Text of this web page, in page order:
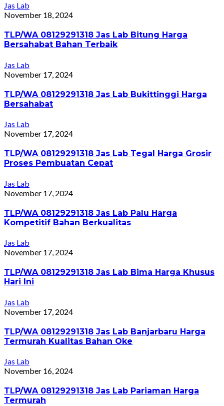
Jas Lab
November 18, 2024
TLP/WA 08129291318 Jas Lab Bitung Harga
Bersahabat Bahan Terbaik
Jas Lab
November 17, 2024
TLP/WA 08129291318 Jas Lab Bukittinggi Harga
Bersahabat
Jas Lab
November 17, 2024
TLP/WA 08129291318 Jas Lab Tegal Harga Grosir
Proses Pembuatan Cepat
Jas Lab
November 17, 2024
TLP/WA 08129291318 Jas Lab Palu Harga
Kompetitif Bahan Berkualitas
Jas Lab
November 17, 2024
TLP/WA 08129291318 Jas Lab Bima Harga Khusus
Hari Ini
Jas Lab
November 17, 2024
TLP/WA 08129291318 Jas Lab Banjarbaru Harga
Termurah Kualitas Bahan Oke
Jas Lab
November 16, 2024
TLP/WA 08129291318 Jas Lab Pariaman Harga
Termurah